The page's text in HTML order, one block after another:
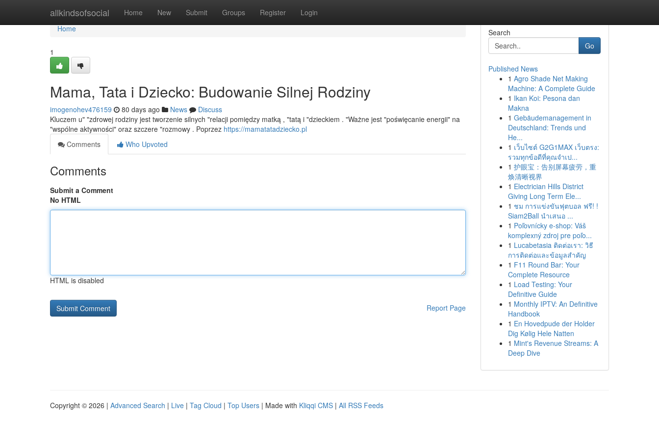
allkindsofsocial Home New Submit Groups Register Login
Home
Home
1
Mama, Tata i Dziecko: Budowanie Silnej Rodziny
imogenohev476159 80 days ago News
Discuss
Kluczem u" "zdrowej rodziny jest tworzenie silnych "relacji pomiędzy matką , "tatą i "dzieckiem . "Ważne jest "poświęcanie energii" na
"wspólne aktywności" oraz szczere "rozmowy . Poprzez https://mamatatadziecko.pl
Comments
Who Upvoted
Comments
Submit a Comment
No HTML
HTML is disabled
Report Page
Search
Go
Published News
1 Agro Shade Net Making
Machine: A Complete Guide
1 Ikan Koi: Pesona dan
Makna
1 Gebäudemanagement in
Deutschland: Trends und
He...
1 เว็บไซต์ G2G1MAX เว็บตรง:
รวมทุกข้อดีที่คุณจำเป...
1 护眼宝：告别屏幕疲劳，重
焕清晰视界
1 Electrician Hills District
Giving Long Term Ele...
1 ชม การแข่งขันฟุตบอล ฟรี! !
Siam2Ball นำเสนอ ...
1 Poľovnícky e-shop: Váš
komplexný zdroj pre poľo...
1 Lucabetasia ติดต่อเรา: วิธี
การติดต่อและข้อมูลสำคัญ
1 F11 Round Bar: Your
Complete Resource
1 Load Testing: Your
Definitive Guide
1 Monthly IPTV: An Definitive
Handbook
1 En Hovedpude der Holder
Dig Kølig Hele Natten
1 Mint's Revenue Streams: A
Deep Dive
Copyright © 2026 | Advanced Search | Live | Tag Cloud | Top Users | Made with Kliqqi CMS | All RSS Feeds